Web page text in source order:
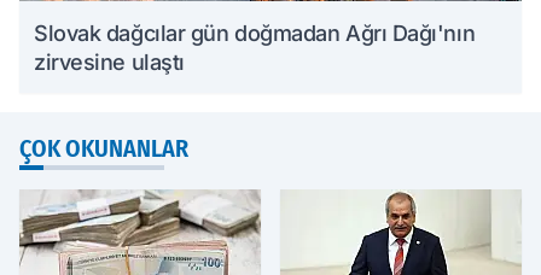
Slovak dağcılar gün doğmadan Ağrı Dağı'nın
zirvesine ulaştı
ÇOK OKUNANLAR